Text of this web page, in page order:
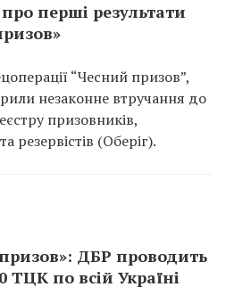
перші результати
“Чесний призов”,
незаконне втручання до
призовників,
резервістів (Оберіг).
ДБР проводить
по всій Україні